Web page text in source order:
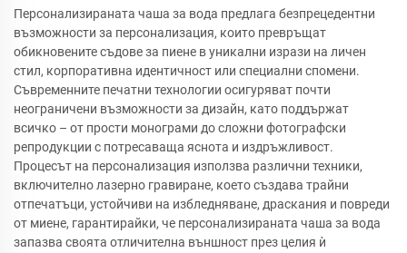
Персонализираната чаша за вода предлага безпрецедентни
възможности за персонализация, които превръщат
обикновените съдове за пиене в уникални изрази на личен
стил, корпоративна идентичност или специални спомени.
Съвременните печатни технологии осигуряват почти
неограничени възможности за дизайн, като поддържат
всичко – от прости монограми до сложни фотографски
репродукции с потресаваща яснота и издръжливост.
Процесът на персонализация използва различни техники,
включително лазерно гравиране, което създава трайни
отпечатъци, устойчиви на избледняване, драскания и повреди
от миене, гарантирайки, че персонализираната чаша за вода
запазва своята отличителна външност през целия ѝ